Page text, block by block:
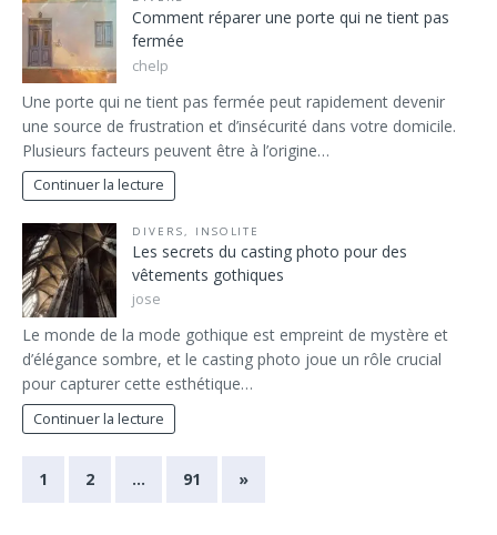
Comment réparer une porte qui ne tient pas
fermée
chelp
Une porte qui ne tient pas fermée peut rapidement devenir
une source de frustration et d’insécurité dans votre domicile.
Plusieurs facteurs peuvent être à l’origine…
Continuer la lecture
DIVERS, INSOLITE
Les secrets du casting photo pour des
vêtements gothiques
jose
Le monde de la mode gothique est empreint de mystère et
d’élégance sombre, et le casting photo joue un rôle crucial
pour capturer cette esthétique…
Continuer la lecture
1 2 … 91 »